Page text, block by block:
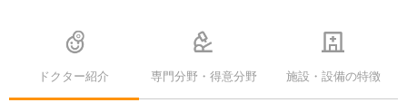
ドクター紹介 専門分野・得意分野 施設・設備の特徴